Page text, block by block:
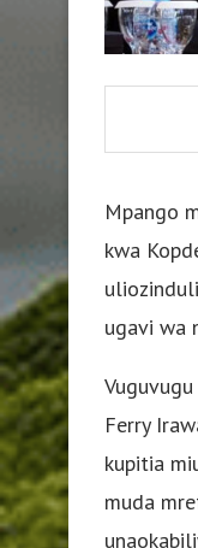
Mpango
kwa
ugavi wa
Ferry
kupitia
muda